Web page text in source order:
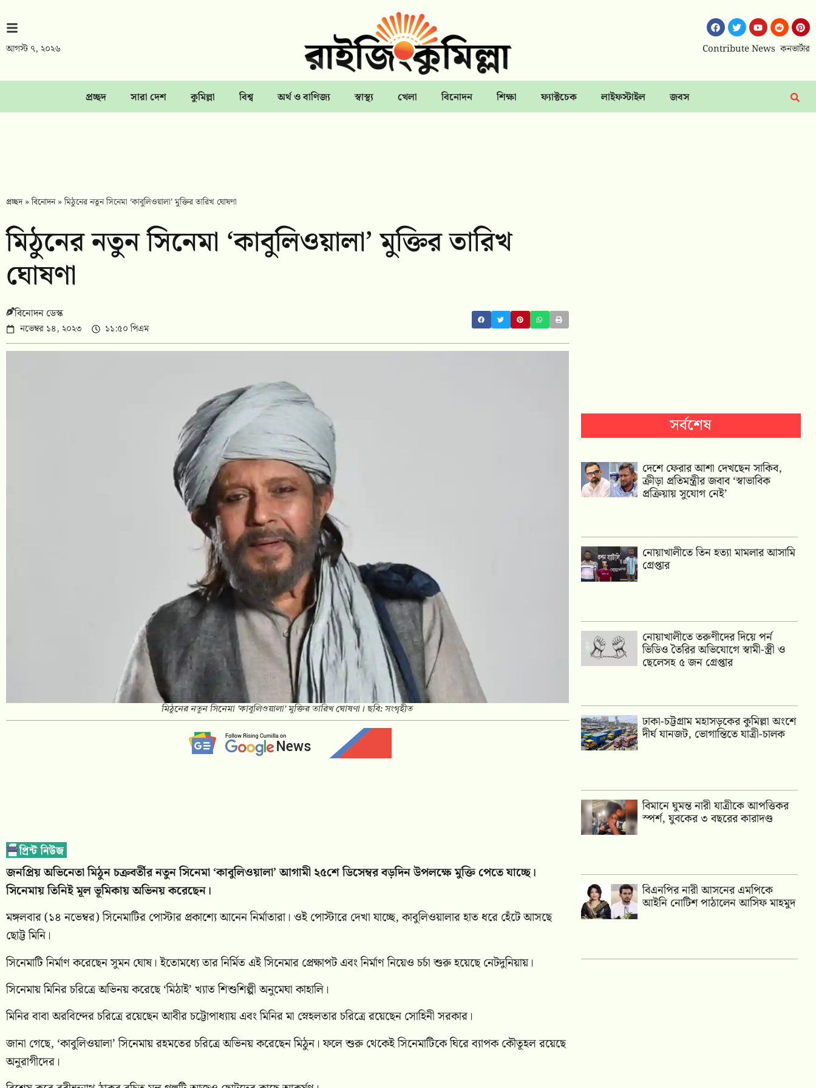
আগস্ট ৭, ২০২৬ Contribute News কনভার্টার
প্রচ্ছদ সারা দেশ কুমিল্লা বিশ্ব অর্থ ও বাণিজ্য স্বাস্থ্য খেলা বিনোদন শিক্ষা ফ্যাক্টচেক লাইফস্টাইল জবস
প্রচ্ছদ»বিনোদন»মিঠুনের নতুন সিনেমা ‘কাবুলিওয়ালা’ মুক্তির তারিখ ঘোষণা
মিঠুনের নতুন সিনেমা ‘কাবুলিওয়ালা’ মুক্তির তারিখ
ঘোষণা
বিনোদন ডেস্ক
নভেম্বর ১৪, ২০২৩ ১১:৫০ পিএম
মিঠুনের নতুন সিনেমা 'কাবুলিওয়ালা' মুক্তির তারিখ ঘোষণা। ছবি: সংগৃহীত
জনপ্রিয় অভিনেতা মিঠুন চক্রবর্তীর নতুন সিনেমা ‘কাবুলিওয়ালা’ আগামী ২৫শে ডিসেম্বর বড়দিন উপলক্ষে মুক্তি পেতে যাচ্ছে।
সিনেমায় তিনিই মূল ভূমিকায় অভিনয় করেছেন।
মঙ্গলবার (১৪ নভেম্বর) সিনেমাটির পোস্টার প্রকাশ্যে আনেন নির্মাতারা। ওই পোস্টারে দেখা যাচ্ছে, কাবুলিওয়ালার হাত ধরে হেঁটে আসছে
ছোট্ট মিনি।
সিনেমাটি নির্মাণ করেছেন সুমন ঘোষ। ইতোমধ্যে তার নির্মিত এই সিনেমার প্রেক্ষাপট এবং নির্মাণ নিয়েও চর্চা শুরু হয়েছে নেটদুনিয়ায়।
সিনেমায় মিনির চরিত্রে অভিনয় করেছে ‘মিঠাই’ খ্যাত শিশুশিল্পী অনুমেঘা কাহালি।
মিনির বাবা অরবিন্দের চরিত্রে রয়েছেন আবীর চট্টোপাধ্যায় এবং মিনির মা স্নেহলতার চরিত্রে রয়েছেন সোহিনী সরকার।
জানা গেছে, ‘কাবুলিওয়ালা’ সিনেমায় রহমতের চরিত্রে অভিনয় করেছেন মিঠুন। ফলে শুরু থেকেই সিনেমাটিকে ঘিরে ব্যাপক কৌতূহল রয়েছে
অনুরাগীদের।
সর্বশেষ
দেশে ফেরার আশা দেখছেন সাকিব,
ক্রীড়া প্রতিমন্ত্রীর জবাব ‘স্বাভাবিক
প্রক্রিয়ায় সুযোগ নেই’
নোয়াখালীতে তিন হত্যা মামলার আসামি
গ্রেপ্তার
নোয়াখালীতে তরুণীদের দিয়ে পর্ন
ভিডিও তৈরির অভিযোগে স্বামী-স্ত্রী ও
ছেলেসহ ৫ জন গ্রেপ্তার
ঢাকা-চট্টগ্রাম মহাসড়কের কুমিল্লা অংশে
দীর্ঘ যানজট, ভোগান্তিতে যাত্রী-চালক
বিমানে ঘুমন্ত নারী যাত্রীকে আপত্তিকর
স্পর্শ, যুবকের ৩ বছরের কারাদণ্ড
বিএনপির নারী আসনের এমপিকে
আইনি নোটিশ পাঠালেন আসিফ মাহমুদ